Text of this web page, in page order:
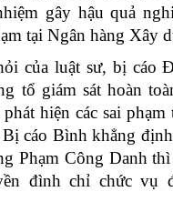
gây hậu quả
tại Ngân hàng Xây
của luật sư, bị cáo
tổ giám sát hoàn
hiện các sai phạm
Bị cáo Bình khẳng
Phạm Công Danh
đình chỉ chức vụ